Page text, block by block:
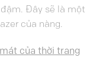
Đây sẽ là một
của nàng.
của thời trang